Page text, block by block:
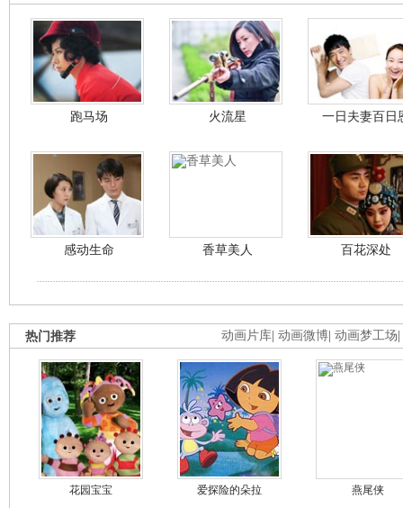
跑马场 火流星 一日夫妻百日
感动生命 香草美人 百花深处
动画片库 动画微博 动画梦工场
热门推荐
花园宝宝 爱探险的朵拉 燕尾侠